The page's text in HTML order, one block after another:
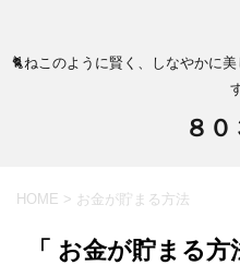
🐈ねこのように賢く、しなやかに
８
HOME > お金が貯まる方法
「 お金が貯まる